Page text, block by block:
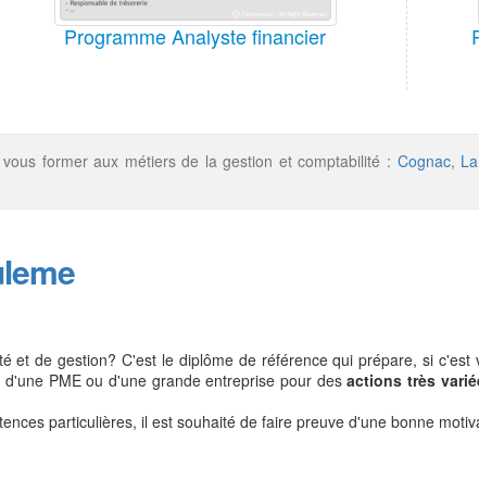
Programme Analyste financier
former aux métiers de la gestion et comptabilité : Cognac,
et de gestion? C'est le diplôme de référence qui prépare, si
PME ou d'une grande entreprise pour desactions très
particulières, il est souhaité de faire preuve d'une bonne